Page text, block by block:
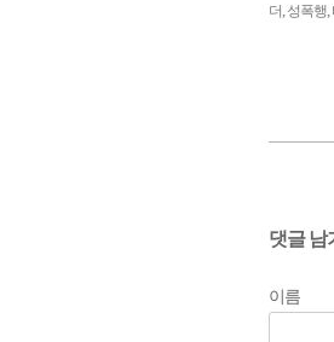
더 ,성폭행,
댓글 남
이름